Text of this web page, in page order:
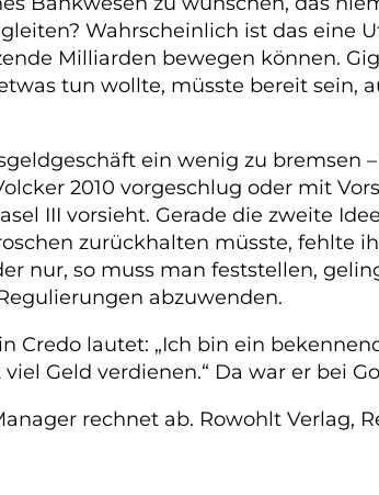
Wahrscheinlich ist das eine
Milliarden bewegen können.
tun wollte, müsste bereit sein,
ein wenig zu bremsen
2010 vorgeschlug oder mit
III vorsieht. Gerade die zweite
zurückhalten müsste, fehlte
nur, so muss man feststellen,
abzuwenden.
Credo lautet: „Ich bin ein
Geld verdienen.“ Da war er bei
rechnet ab. Rowohlt Verlag,